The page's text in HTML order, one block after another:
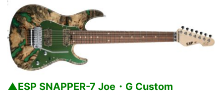
▲ESP SNAPPER-7 Joe・G Custom